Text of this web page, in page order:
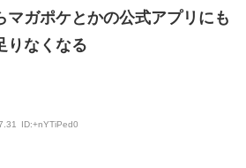
マガポケとかの公式アプリにも
りなくなる
ID:+nYTiPed0